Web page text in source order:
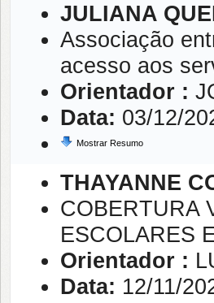
JULIANA
Associação
acesso aos
Orientador :
Data: 03/12/
Mostrar Resumo
THAYANNE
COBERTURA
ESCOLARES
Orientador :
Data: 12/11/